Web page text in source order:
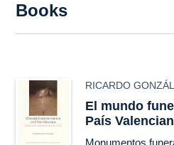
Books
RICARDO
El mundo
País
Monumentos